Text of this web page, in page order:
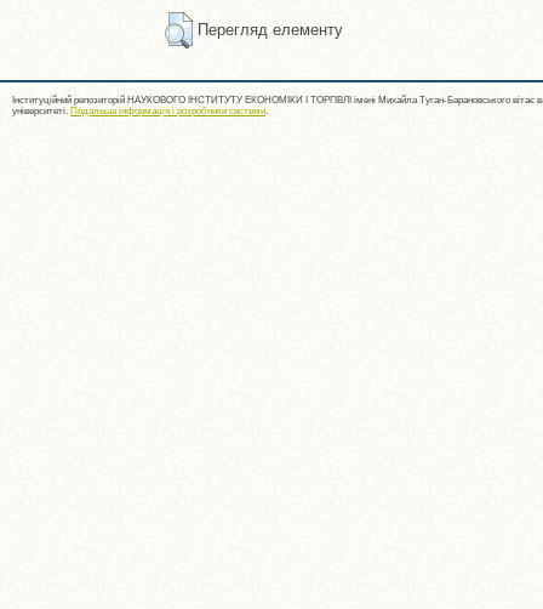
Перегляд елементу
Інституційний репозиторій НАУКОВОГО ІНСТИТУТУ ЕКОНОМІКИ І ТОРГІВЛІ імені Михайла Туган-Барановського вітає
університеті. Подальша інформація і розробники системи